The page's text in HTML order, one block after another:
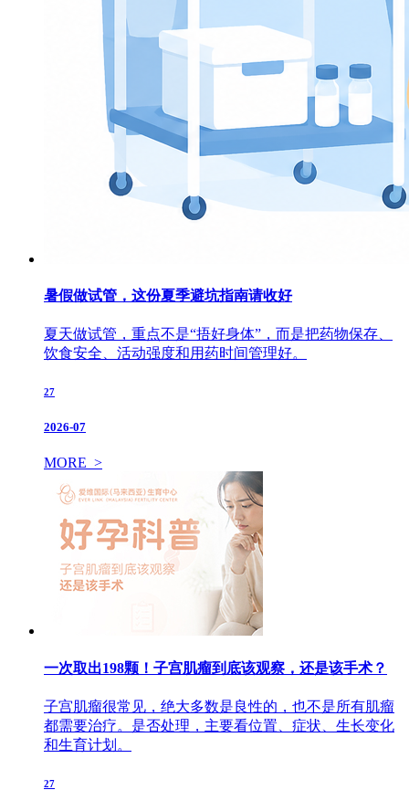
暑假做试管，这份夏季避坑指南请收好
夏天做试管，重点不是“捂好身体”，而是把药物保存、
饮食安全、活动强度和用药时间管理好。
27
2026-07
MORE >
一次取出198颗！子宫肌瘤到底该观察，还是该手术？
子宫肌瘤很常见，绝大多数是良性的，也不是所有肌瘤
都需要治疗。是否处理，主要看位置、症状、生长变化
和生育计划。
27